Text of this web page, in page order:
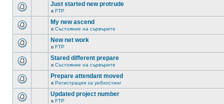
Just started new protrude
в FTP
My new ascend
в Състояние на сървърите
New net work
в FTP
Stared different prepare
в Състояние на сървърите
Prepare attendant moved
в Регистрация за уебхостинг
Updated project number
в FTP